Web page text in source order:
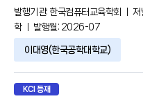
목적이 있다. 분석 결과, 공학계열 대
을 더 높은 수준(=2.745)으로 활용
한 유형화 결과 전반적 중저활용형,
세형, 전반적 고활용형의 네 개의 유
AI 리터러시 전체와 하위변인 수준 모
발행기관: 한국컴퓨터교육학회 ㅣ
학
ㅣ 발행월: 2026-07
이대영(한국공학대학교)
KCI 등재